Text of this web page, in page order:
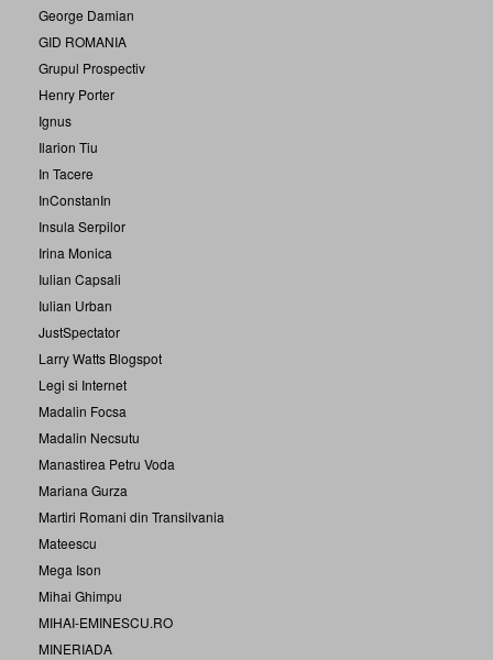
George Damian
GID ROMANIA
Grupul Prospectiv
Henry Porter
Ignus
Ilarion Tiu
In Tacere
InConstanIn
Insula Serpilor
Irina Monica
Iulian Capsali
Iulian Urban
JustSpectator
Larry Watts Blogspot
Legi si Internet
Madalin Focsa
Madalin Necsutu
Manastirea Petru Voda
Mariana Gurza
Martiri Romani din Transilvania
Mateescu
Mega Ison
Mihai Ghimpu
MIHAI-EMINESCU.RO
MINERIADA